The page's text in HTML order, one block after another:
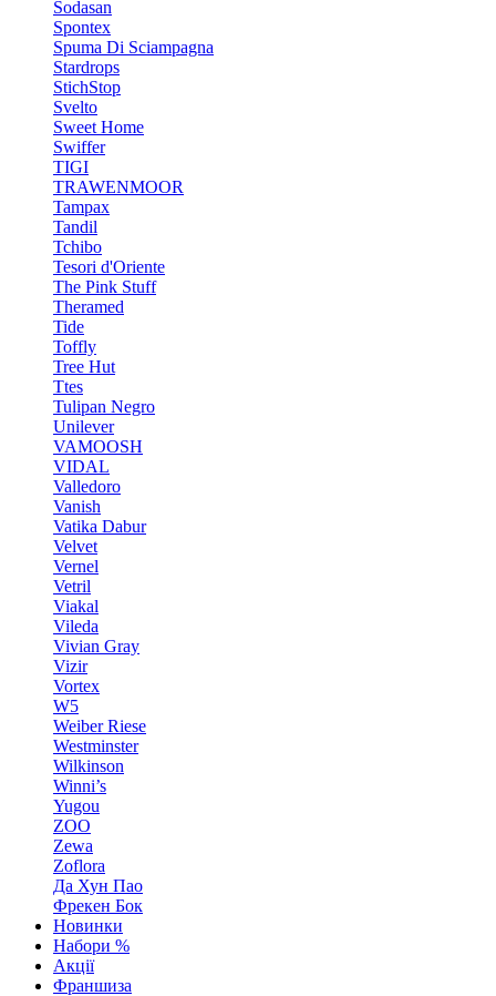
Sodasan
Spontex
Spuma Di Sciampagna
Stardrops
StichStop
Svelto
Sweet Home
Swiffer
TIGI
TRAWENMOOR
Tampax
Tandil
Tchibo
Tesori d'Oriente
The Pink Stuff
Theramed
Tide
Toffly
Tree Hut
Ttes
Tulipan Negro
Unilever
VAMOOSH
VIDAL
Valledoro
Vanish
Vatika Dabur
Velvet
Vernel
Vetril
Viakal
Vileda
Vivian Gray
Vizir
Vortex
W5
Weiber Riese
Westminster
Wilkinson
Winni’s
Yugou
ZOO
Zewa
Zoflora
Да Хун Пао
Фрекен Бок
Новинки
Набори %
Акції
Франшиза